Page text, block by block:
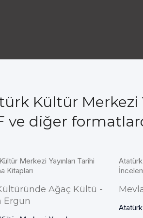
Kültür Merkezi
ve diğer
Merkezi Yayınları Tarihi
Kitapları
Ağaç Kültü -
Ergun
Atatürk
Atatürk